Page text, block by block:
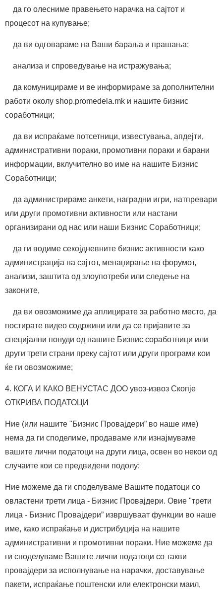
да го олесниме правењето нарачка на сајтот и
процесот на купување;
да ви одговараме на Ваши барања и прашања;
анализа и спроведување на истражувања;
да комуницираме и ве информираме за дополнителни
работи околу shop.promedela.mk и нашите бизнис
соработници;
да ви испраќаме потсетници, известувања, апдејти,
административни пораки, промотивни пораки и барани
информации, вклучително во име на нашите Бизнис
Соработници;
да администрираме анкети, наградни игри, натпревари
или други промотивни активности или настани
организирани од нас или наши Бизнис Соработници;
да ги водиме секојдневните бизнис активности како
администрација на сајтот, менаџирање на форумот,
анализи, заштита од злоупотреби или следење на
законите,
да ви овозможиме да аплицирате за работно место, да
постирате видео содржини или да се пријавите за
специјални понуди од нашите Бизнис соработници или
други трети страни преку сајтот или други програми кои
ќе ги овозможиме;
4. КОГА И КАКО ВЕНУСТАС ДОО увоз-извоз Скопје
ОТКРИВА ПОДАТОЦИ
Ние (или нашите "Бизнис Провајдери” во наше име)
нема да ги споделиме, продаваме или изнајмуваме
вашите лични податоци на други лица, освен во некои од
случаите кои се предвидени подолу:
Ние можеме да ги споделуваме Вашите податоци со
овластени трети лица - Бизнис Провајдери. Овие "трети
лица - Бизнис Провајдери” извршуваат функции во наше
име, како испраќање и дистрибуција на нашите
административни и промотивни пораки. Ние можеме да
ги споделуваме Вашите лични податоци со такви
провајдери за исполнување на нарачки, доставување
пакети, испраќање поштенски или електронски маил,